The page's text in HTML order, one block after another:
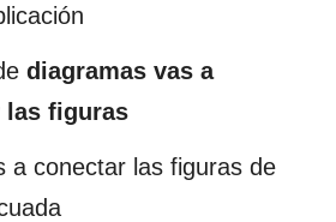
diagramas vas a
las figuras
a conectar las figuras de